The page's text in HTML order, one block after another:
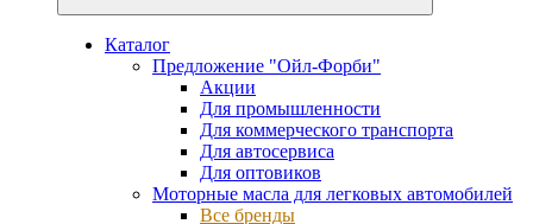
Каталог
Предложение "Ойл-Форби"
Акции
Для промышленности
Для коммерческого транспорта
Для автосервиса
Для оптовиков
Моторные масла для легковых автомобилей
Все бренды